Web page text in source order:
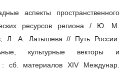
аспекты пространственного
ресурсов региона / Ю. М.
Л. А. Латышева // Путь России:
культурные векторы и
: сб. материалов XIV Междунар.